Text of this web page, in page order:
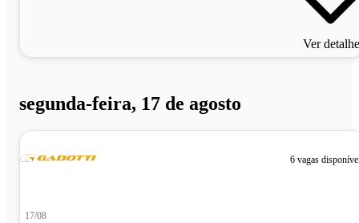
Ver
segunda-feira, 17 de agosto
6 vagas
17/08